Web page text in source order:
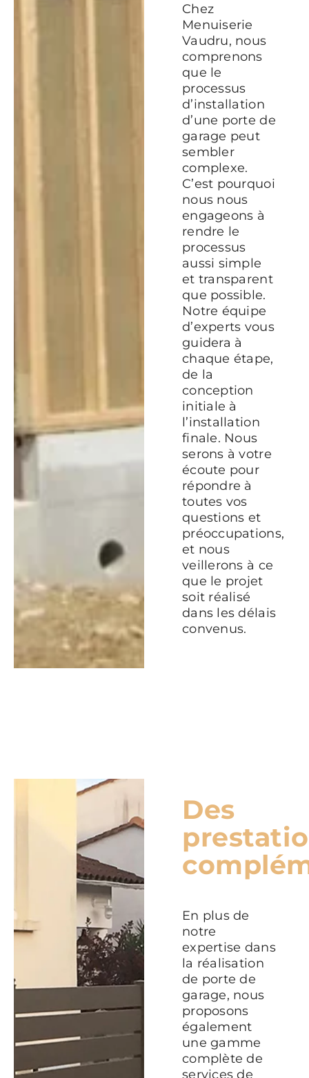
Chez
Menuiserie
Vaudru, nous
comprenons
que le
processus
d’installation
d’une porte de
garage peut
sembler
complexe.
C’est pourquoi
nous nous
engageons à
rendre le
processus
aussi simple
et transparent
que possible.
Notre équipe
d’experts vous
guidera à
chaque étape,
de la
conception
initiale à
l’installation
finale. Nous
serons à votre
écoute pour
répondre à
toutes vos
questions et
préoccupations,
et nous
veillerons à ce
que le projet
soit réalisé
dans les délais
convenus.
Des
En plus de
notre
expertise dans
la réalisation
de porte de
garage, nous
proposons
également
une gamme
complète de
services de